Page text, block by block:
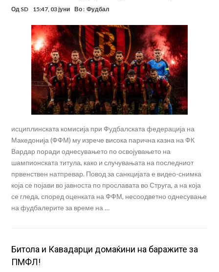
Од SD 15:47, 03 јуни Во : Фудбал
исциплинската комисија при Фудбалската федерација на
Македонија (ФФМ) му изрече висока парична казна на ФК
Вардар поради однесувањето по освојувањето на
шампионската титула, како и случувањата на последниот
првенствен натпревар. Повод за санкцијата е видео-снимка
која се појави во јавноста по прославата во Струга, а на која
се гледа, според оценката на ФФМ, несоодветно однесување
на фудбалерите за време на …
Битола и Кавадарци домаќини на баражите за
ПМФЛ!